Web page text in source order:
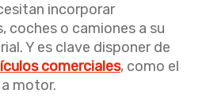
incorporar
o camiones a su
Y es clave disponer de
comerciales, como el
motor.